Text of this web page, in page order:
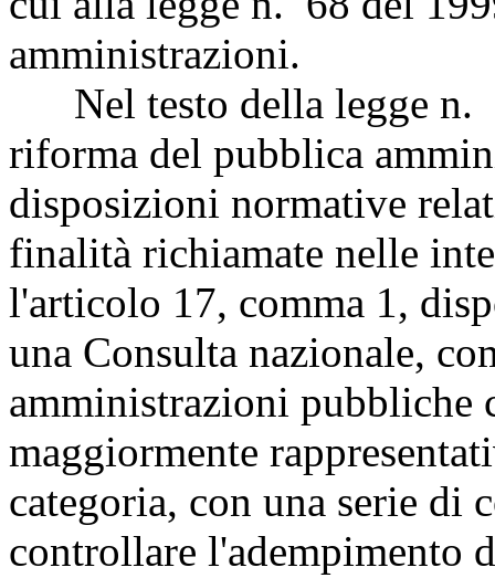
amministrazioni.
Nel testo della legge n.
riforma del pubblica
disposizioni normative
finalità richiamate nelle
l'articolo 17, comma 1,
una Consulta nazionale,
amministrazioni pubbliche
maggiormente
categoria, con una serie
controllare l'adempimento